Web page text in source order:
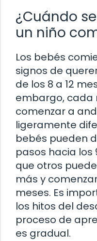
¿Cuándo
un niño
Los bebés
signos de
de los 8 a 12
embargo, cada
comenzar a
ligeramente
bebés pueden
pasos hacia los
que otros
más y
meses. Es
los hitos del
proceso de
es gradual.